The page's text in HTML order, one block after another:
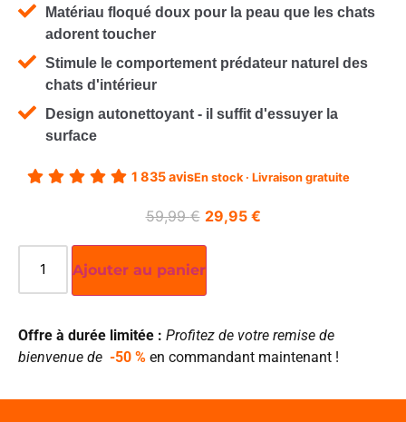
Matériau floqué doux pour la peau que les chats
adorent toucher
Stimule le comportement prédateur naturel des
chats d'intérieur
Design autonettoyant - il suffit d'essuyer la
surface
1 835 avisEn stock · Livraison gratuite
59,99€ 29,95 €
Ajouter au panier
Offre à durée limitée : Profitez de votre remise de
bienvenue de -50 % en commandant maintenant !